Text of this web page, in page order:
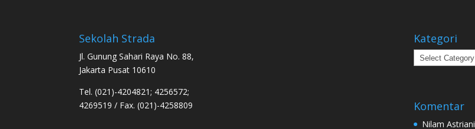
Sekolah Strada
Jl. Gunung Sahari Raya No. 88,
Jakarta Pusat 10610
Tel. (021)-4204821; 4256572;
4269519 / Fax. (021)-4258809
Kategori
Kategori
Komentar
Nilam Astriani